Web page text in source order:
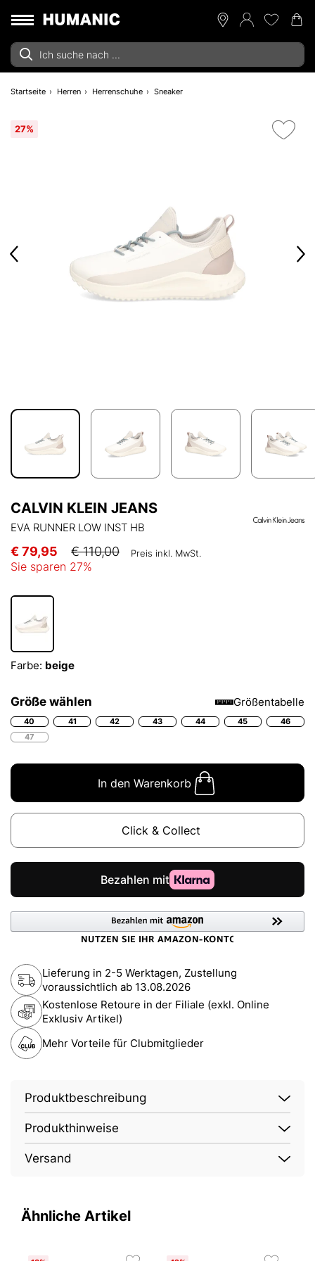
Startseite Herren Herrenschuhe Sneaker
27%
CALVIN KLEIN JEANS
EVA RUNNER LOW INST HB
€ 79,95 € 110,00 Preis inkl. MwSt.
Sie sparen 27%
Farbe: beige
Größe wählen Größentabelle
40 41 42 43 44 45
46
47
In den Warenkorb
Click & Collect
Lieferung in 2-5 Werktagen, Zustellung
voraussichtlich ab 13.08.2026
Kostenlose Retoure in der Filiale (exkl. Online
Exklusiv Artikel)
Mehr Vorteile für Clubmitglieder
Produktbeschreibung
Produkthinweise
Versand
Ähnliche Artikel